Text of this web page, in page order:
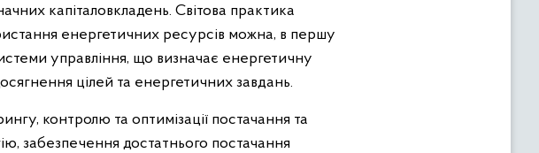
капіталовкладень. Світова практика
енергетичних ресурсів можна, в першу
управління, що визначає енергетичну
цілей та енергетичних завдань.
контролю та оптимізації постачання та
забезпечення достатнього постачання